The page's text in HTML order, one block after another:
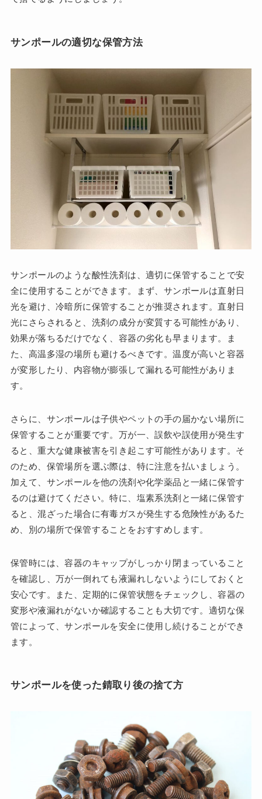
サンポールの適切な保管方法
サンポールのような酸性洗剤は、適切に保管することで安
全に使用することができます。まず、サンポールは直射日
光を避け、冷暗所に保管することが推奨されます。直射日
光にさらされると、洗剤の成分が変質する可能性があり、
効果が落ちるだけでなく、容器の劣化も早まります。ま
た、高温多湿の場所も避けるべきです。温度が高いと容器
が変形したり、内容物が膨張して漏れる可能性がありま
す。
さらに、サンポールは子供やペットの手の届かない場所に
保管することが重要です。万が一、誤飲や誤使用が発生す
ると、重大な健康被害を引き起こす可能性があります。そ
のため、保管場所を選ぶ際は、特に注意を払いましょう。
加えて、サンポールを他の洗剤や化学薬品と一緒に保管す
るのは避けてください。特に、塩素系洗剤と一緒に保管す
ると、混ざった場合に有毒ガスが発生する危険性があるた
め、別の場所で保管することをおすすめします。
保管時には、容器のキャップがしっかり閉まっていること
を確認し、万が一倒れても液漏れしないようにしておくと
安心です。また、定期的に保管状態をチェックし、容器の
変形や液漏れがないか確認することも大切です。適切な保
管によって、サンポールを安全に使用し続けることができ
ます。
サンポールを使った錆取り後の捨て方